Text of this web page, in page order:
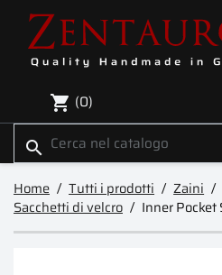
shopping_cart (0)
search
Home Tutti i prodotti Zaini
Sacchetti di velcro
Inner Pocket